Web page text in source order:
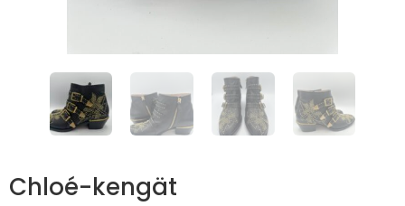
Chloé-kengät